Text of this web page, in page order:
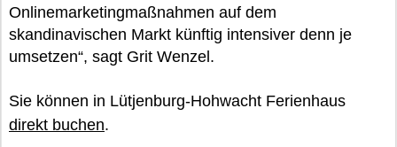
Onlinemarketingmaßnahmen auf dem
skandinavischen Markt künftig intensiver denn je
umsetzen“, sagt Grit Wenzel.
Sie können in Lütjenburg-Hohwacht Ferienhaus
direkt buchen.